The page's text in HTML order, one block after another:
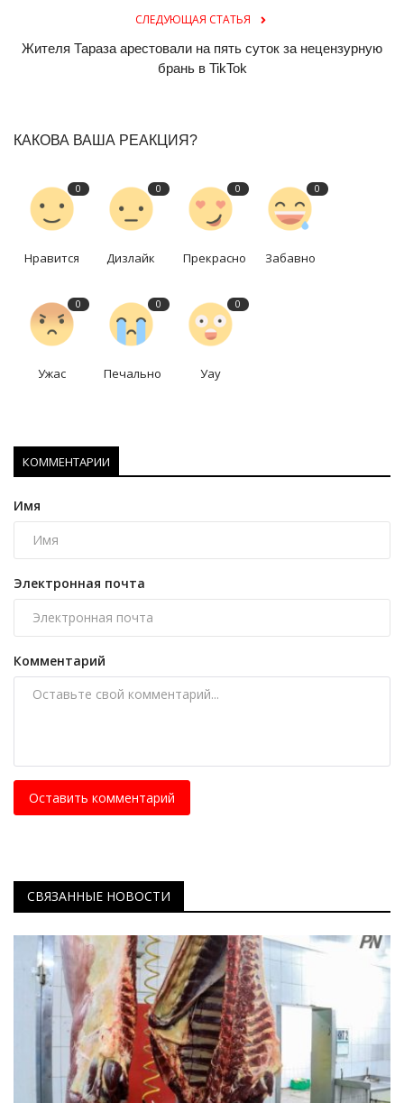
СЛЕДУЮЩАЯ СТАТЬЯ
Жителя Тараза арестовали на пять суток за нецензурную
брань в TikTok
КАКОВА ВАША РЕАКЦИЯ?
0
Нравится
0
Дизлайк
0
Прекрасно
0
Забавно
0
Ужас
0
Печально
0
Уау
КОММЕНТАРИИ
Имя
Электронная почта
Комментарий
Оставить комментарий
СВЯЗАННЫЕ НОВОСТИ